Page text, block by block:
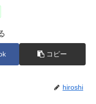
コピー
hiroshi